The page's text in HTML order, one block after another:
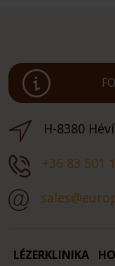
H-8380
+36 83 501
LÉZERKLINIKA